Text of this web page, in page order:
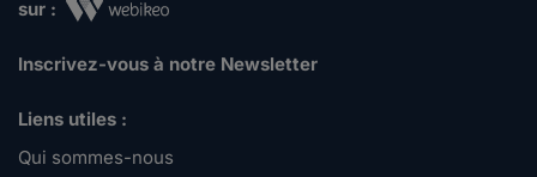
sur :
Inscrivez-vous à notre Newsletter
Liens utiles :
Qui sommes-nous